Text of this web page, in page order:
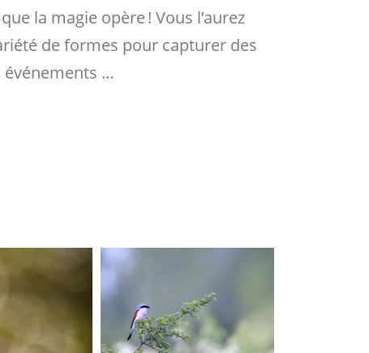
la magie opère ! Vous l’aurez
de formes pour capturer des
…